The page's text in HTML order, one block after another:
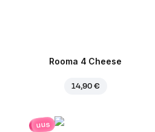
Rooma 4 Cheese
14,90 €
uus